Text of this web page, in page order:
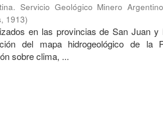
Servicio Geológico Minero
, 1913)
en las provincias de San Juan
del mapa hidrogeológico de la
sobre clima, ...